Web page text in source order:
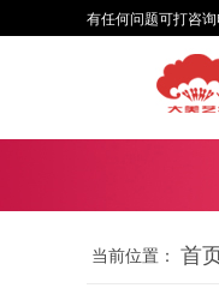
有任何问题可打咨询
当前位置： 首